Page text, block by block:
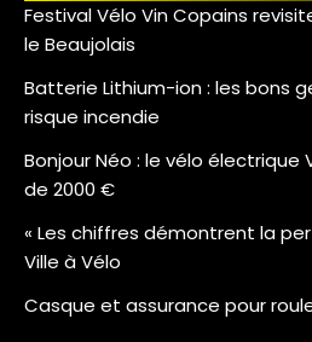
Festival Vélo Vin Copains
le Beaujolais
Batterie Lithium-ion : les bons
risque incendie
Bonjour Néo : le vélo électrique
de 2000 €
« Les chiffres démontrent la
Ville à Vélo
Casque et assurance pour